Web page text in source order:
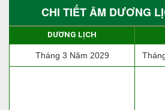
CHI TIẾT ÂM DƯƠNG
DƯƠNG LỊCH
Tháng 3 Năm 2029